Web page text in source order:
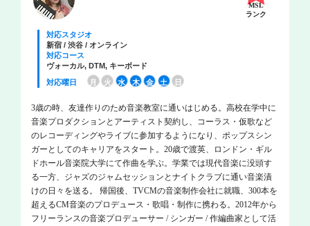
MSL
ランク
対応スタジオ
新宿 / 渋谷 / オンライン
対応コース
ヴォーカル, DTM, キーボード
対応曜日
月 火 水 木 金 土 日
3歳の時、友達作りのため音楽教室に通いはじめる。高校在学中に
音楽プロダクションとアーティスト契約し、コーラス・仮歌など
のレコーディングやライブに参加するようになり、ポップスシン
ガーとしてのキャリアをスタート。20歳で渡英、ロンドン・ギル
ドホール音楽院大学にて作曲を学ぶ。学業では現代音楽に没頭す
る一方、ジャズのジャムセッションとナイトクラブに通い音楽漬
けの日々を送る。 帰国後、TVCMの音楽制作会社に就職、300本を
超えるCM音楽のプロデュース・歌唱・制作に携わる。2012年から
フリーランスの音楽プロデューサー / シンガー / 作編曲家として活